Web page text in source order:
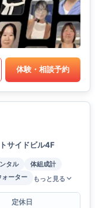
体験・相談予約
サイドビル4F
タル
体組成計
ォーター もっと見る
定休日